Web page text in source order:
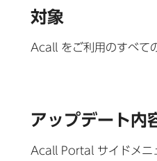
対象
Acall をご利用のすべて
アップデート内
Acall Portal サイドメニ